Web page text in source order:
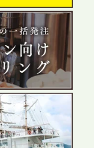
のセカンド
発やオフィス
え、高品質
サポート
グのセカンド